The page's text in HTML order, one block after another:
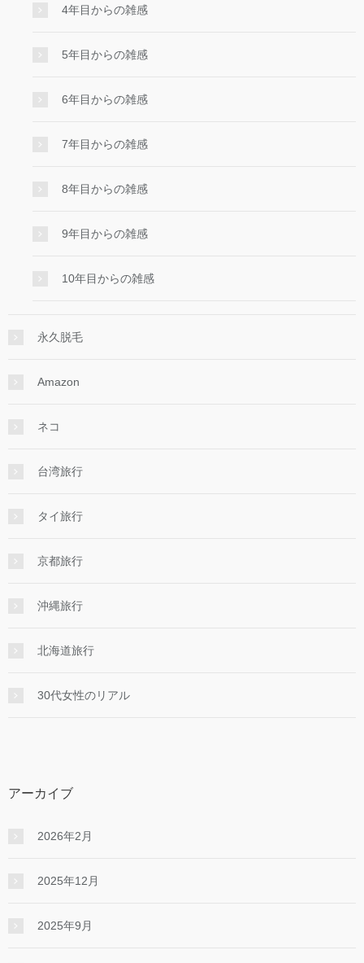
4年目からの雑感
5年目からの雑感
6年目からの雑感
7年目からの雑感
8年目からの雑感
9年目からの雑感
10年目からの雑感
永久脱毛
Amazon
ネコ
台湾旅行
タイ旅行
京都旅行
沖縄旅行
北海道旅行
30代女性のリアル
アーカイブ
2026年2月
2025年12月
2025年9月